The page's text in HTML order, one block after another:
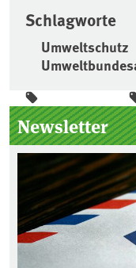
Schlagworte
Umweltschutz
Seitenleiste
Newsletter